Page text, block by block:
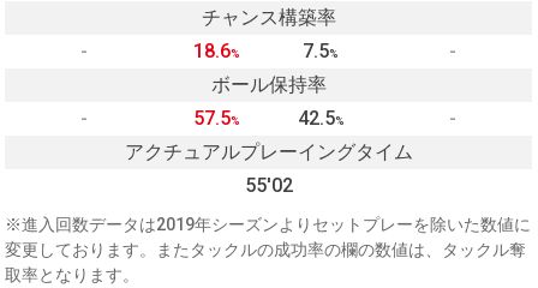
チャンス構築率
-
18.6% 7.5%
-
ボール保持率
-
57.5% 42.5%
-
アクチュアルプレーイングタイム
55'02
※進入回数データは2019年シーズンよりセットプレーを除いた数値に
変更しております。またタックルの成功率の欄の数値は、タックル奪
取率となります。